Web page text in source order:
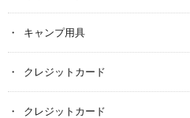
キャンプ用具
クレジットカード
クレジットカード